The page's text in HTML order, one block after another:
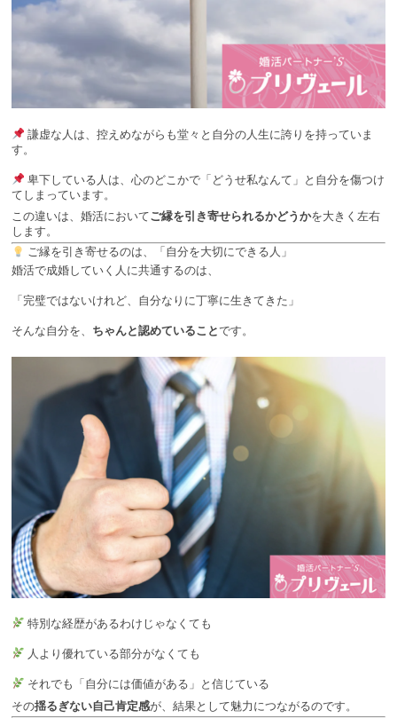
謙虚な人は、控えめながらも堂々と自分の人生に誇りを持っていま
す。
卑下している人は、心のどこかで「どうせ私なんて」と自分を傷つけ
てしまっています。
この違いは、婚活においてご縁を引き寄せられるかどうかを大きく左右
します。
ご縁を引き寄せるのは、「自分を大切にできる人」
婚活で成婚していく人に共通するのは、
「完璧ではないけれど、自分なりに丁寧に生きてきた」
そんな自分を、 ちゃんと認めていることです。
特別な経歴があるわけじゃなくても
人より優れている部分がなくても
それでも「自分には価値がある」と信じている
その揺るぎない自己肯定感が、結果として魅力につながるのです。